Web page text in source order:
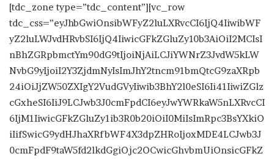
[tdc_zone type=”tdc_content”][vc_row
tdc_css=”eyJhbGwiOnsibWFyZ2luLXRvcCI6IjQ4IiwibWF
yZ2luLWJvdHRvbSI6IjQ4IiwicGFkZGluZy10b3AiOiI2MCIsI
nBhZGRpbmctYm90dG9tIjoiNjAiLCJiYWNrZ3JvdW5kLW
NvbG9yIjoiI2Y3ZjdmNyIsImJhY2tncm91bmQtcG9zaXRpb
24iOiJjZW50ZXIgY2VudGVyIiwib3BhY2l0eSI6Ii41IiwiZGlz
cGxheSI6IiJ9LCJwb3J0cmFpdCI6eyJwYWRkaW5nLXRvcCI
6IjM1IiwicGFkZGluZy1ib3R0b20iOiI0MiIsImRpc3BsYXkiO
iIifSwicG9ydHJhaXRfbWF4X3dpZHRoIjoxMDE4LCJwb3J
0cmFpdF9taW5fd2lkdGgiOjc2OCwicGhvbmUiOnsicGFkZ